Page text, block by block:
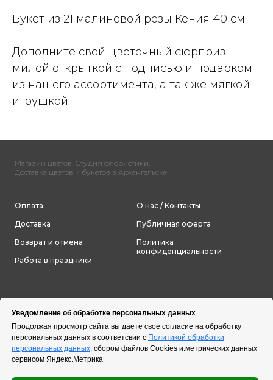
Уведомление об обработке персональных данных
Продолжая просмотр сайта вы даете свое согласие на обработку
персональных данных в соответсвии с Политикой обработки
персональных данных, сбором файлов Cookies и.метрических данных
сервисом Яндекс.Метрика
Букет из 21 малиновой розы Кения 40 см
Дополните свой цветочный сюрприз
милой открыткой с подписью и подарком
из нашего ассортимента, а так же мягкой
игрушкой
Магазин цветов. Студия флористики.
Доставка цветов и букетов в Архангельске
Оплата
Доставка
Возврат и отмена
Работа в праздники
О нас / Контакты
Публичная оферта
Политика
конфиденциальности